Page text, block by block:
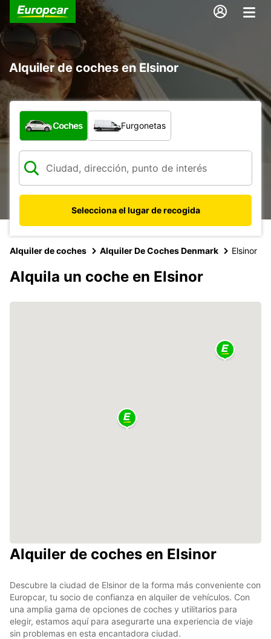
Alquiler de coches en Elsinor
¿Qué tipo de vehículo?
Coches Furgonetas
Selecciona el lugar de recogida
Alquiler de coches Alquiler De Coches Denmark Elsinor
Alquila un coche en Elsinor
Alquiler de coches en Elsinor
Descubre la ciudad de Elsinor de la forma más conveniente con
Europcar, tu socio de confianza en alquiler de vehículos. Con
una amplia gama de opciones de coches y utilitarios para
elegir, estamos aquí para asegurarte una experiencia de viaje
sin problemas en esta encantadora ciudad.